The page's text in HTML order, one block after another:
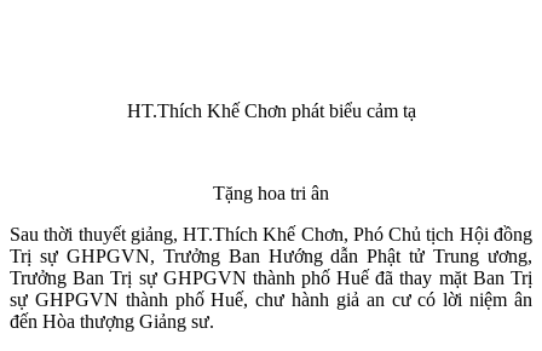
HT.Thích Khế Chơn phát biểu cảm tạ
Tặng hoa tri ân
Sau thời thuyết giảng, HT.Thích Khế Chơn, Phó Chủ tịch Hội đồng
Trị sự GHPGVN, Trưởng Ban Hướng dẫn Phật tử Trung ương,
Trưởng Ban Trị sự GHPGVN thành phố Huế đã thay mặt Ban Trị
sự GHPGVN thành phố Huế, chư hành giả an cư có lời niệm ân
đến Hòa thượng Giảng sư.